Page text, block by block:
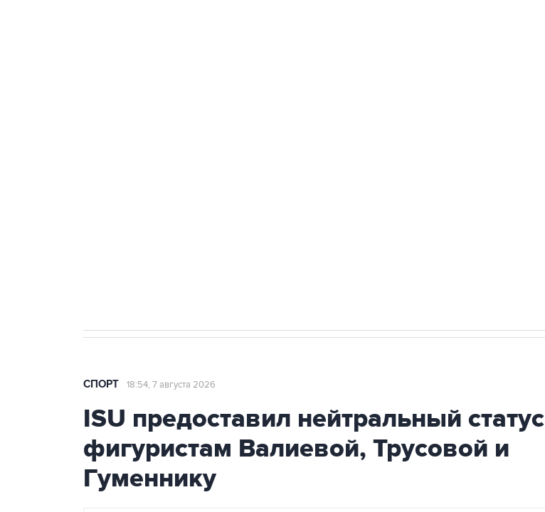
СПОРТ 18:54, 7 августа 2026
ISU предоставил нейтральный статус
фигуристам Валиевой, Трусовой и
Гуменнику